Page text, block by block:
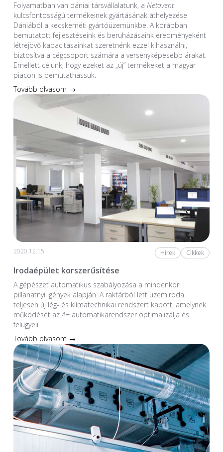
Folyamatban van dániai társvállalatunk, a Netavent
kulcsfontosságú termékeinek gyártásának áthelyezése
Dániából a kecskeméti gyártóüzemünkbe. A korábban
bemutatott fejlesztéseink és beruházásaink eredményeként
létrejövő kapacitásainkat szeretnénk ezzel kihasználni,
biztosítva a cégcsoport számára a versenyképesebb árakat.
Emellett célunk, hogy ezeket az „új” termékeket a magyar
piacon is bemutathassuk.
Tovább olvasom →
2020.12.15. Hírek Cikkek
Irodaépület korszerűsítése
A gépészet automatikus szabályozása a mindenkori
pillanatnyi igények alapján. A raktárból lett üzemiroda
teljesen új lég- és klímatechnikai rendszert kapott, amelynek
működését azA+automatikarendszer optimalizálja és
felügyeli.
Tovább olvasom →